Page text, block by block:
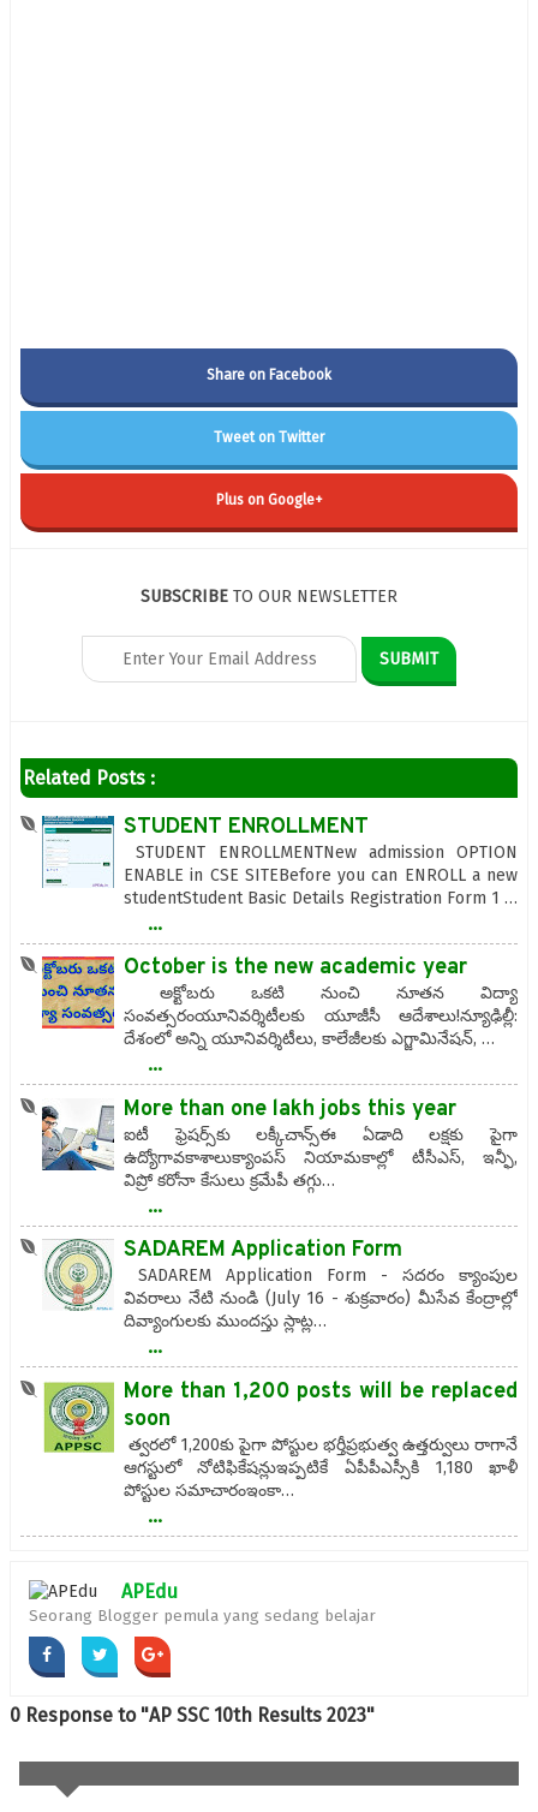
Share on Facebook
Tweet on Twitter
Plus on Google+
SUBSCRIBE TO OUR NEWSLETTER
Related Posts :
STUDENT ENROLLMENT
STUDENT ENROLLMENTNew admission OPTION
ENABLE in CSE SITEBefore you can ENROLL a new
studentStudent Basic Details Registration Form 1 …
...
October is the new academic year
అక్టోబరు ఒకటి నుంచి నూతన విద్యా
సంవత్సరంయూనివర్శిటీలకు యూజీసీ ఆదేశాలు!న్యూఢిల్లీ:
దేశంలో అన్ని యూనివర్శిటీలు, కాలేజీలకు ఎగ్జామినేషన్, …
...
More than one lakh jobs this year
ఐటీ ఫ్రెషర్స్‌కు లక్కీచాన్స్‌ఈ ఏడాది లక్షకు పైగా
ఉద్యోగావకాశాలుక్యాంపస్‌ నియామకాల్లో టీసీఎస్‌, ఇన్ఫీ,
విప్రో కరోనా కేసులు క్రమేపీ తగ్గు…
...
SADAREM Application Form
SADAREM Application Form - సదరం క్యాంపుల
వివరాలు నేటి నుండి (July 16 - శుక్రవారం) మీసేవ కేంద్రాల్లో
దివ్యాంగులకు ముందస్తు స్లాట్ల…
...
More than 1,200 posts will be replaced
soon
త్వరలో 1,200కు పైగా పోస్టుల భర్తీప్రభుత్వ ఉత్తర్వులు రాగానే
ఆగస్టులో నోటిఫికేషన్లుఇప్పటికే ఏపీపీఎస్సీకి 1,180 ఖాళీ
పోస్టుల సమాచారంఇంకా…
...
APEdu
Seorang Blogger pemula yang sedang belajar
0 Response to "AP SSC 10th Results 2023"